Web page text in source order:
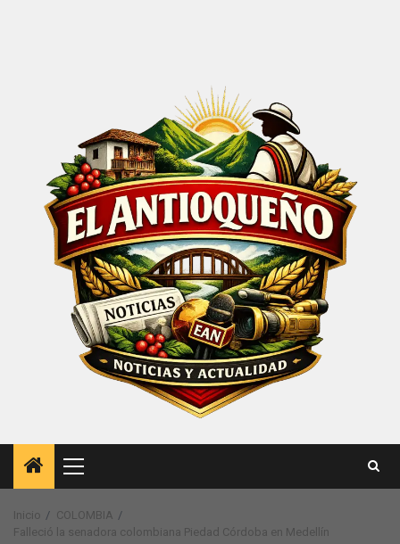
Menú
principal
Inicio
COLOMBIA
Falleció la senadora colombiana Piedad Córdoba en Medellín